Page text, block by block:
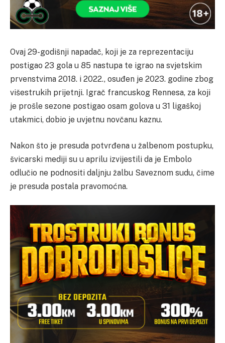
Ovaj 29-godišnji napadač, koji je za reprezentaciju
postigao 23 gola u 85 nastupa te igrao na svjetskim
prvenstvima 2018. i 2022., osuđen je 2023. godine zbog
višestrukih prijetnji. Igrač francuskog Rennesa, za koji
je prošle sezone postigao osam golova u 31 ligaškoj
utakmici, dobio je uvjetnu novčanu kaznu.
Nakon što je presuda potvrđena u žalbenom postupku,
švicarski mediji su u aprilu izvijestili da je Embolo
odlučio ne podnositi daljnju žalbu Saveznom sudu, čime
je presuda postala pravomoćna.